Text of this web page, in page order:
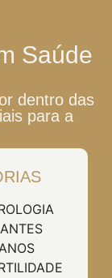
Saúde
dentro das
para a